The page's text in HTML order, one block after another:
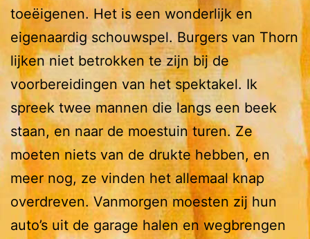
toeëigenen. Het is een wonderlijk en
eigenaardig schouwspel. Burgers van Thorn
lijken niet betrokken te zijn bij de
voorbereidingen van het spektakel. Ik
spreek twee mannen die langs een beek
staan, en naar de moestuin turen. Ze
moeten niets van de drukte hebben, en
meer nog, ze vinden het allemaal knap
overdreven. Vanmorgen moesten zij hun
auto’s uit de garage halen en wegbrengen